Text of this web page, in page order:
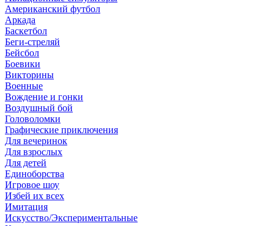
Американский футбол
Аркада
Баскетбол
Беги-стреляй
Бейсбол
Боевики
Викторины
Военные
Вождение и гонки
Воздушный бой
Головоломки
Графические приключения
Для вечеринок
Для взрослых
Для детей
Единоборства
Игровое шоу
Избей их всех
Имитация
Искусство/Экспериментальные